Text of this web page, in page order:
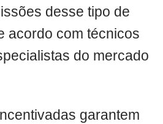
desse tipo de
acordo com técnicos
do mercado
garantem